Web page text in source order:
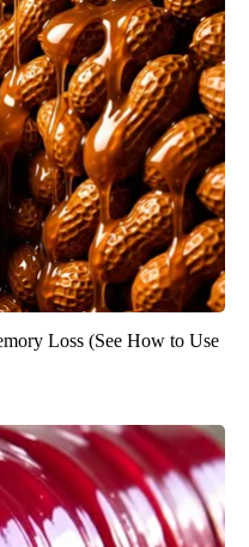
Loss (See How to Use